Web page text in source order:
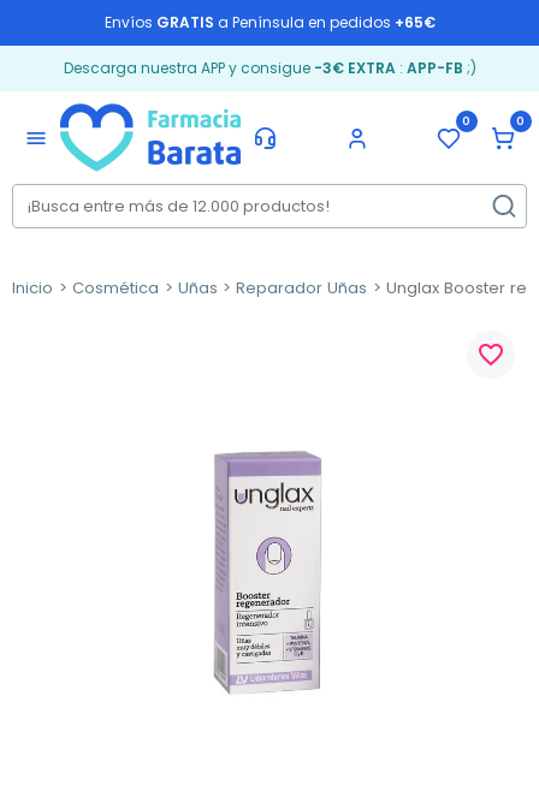
Envíos GRATIS a Península en pedidos +65€
Descarga nuestra APP y consigue -3€ EXTRA: APP-FB ;)
menu
0 0
Inicio Cosmética Uñas Reparador Uñas Unglax Booster
favorite_border